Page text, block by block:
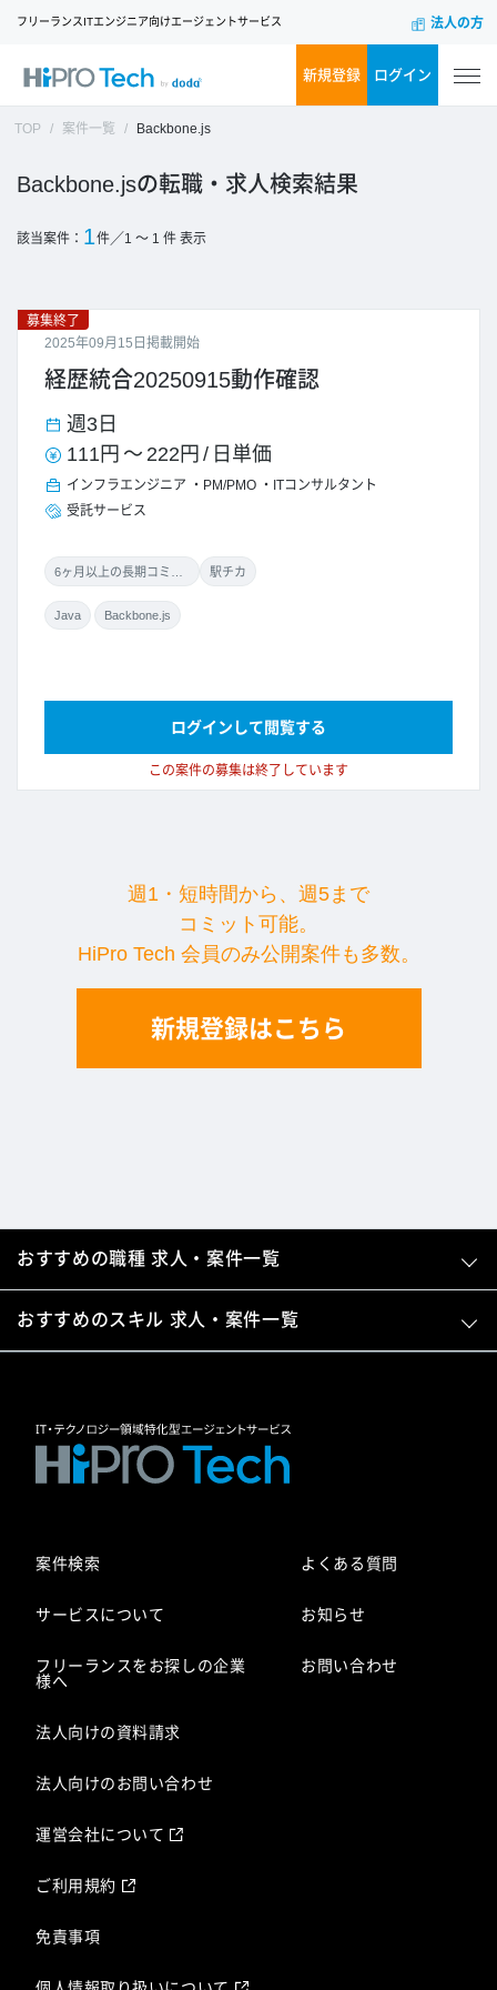
フリーランスITエンジニア向けエージェントサービス 法人の方
新規登録 ログイン
TOP 案件一覧 Backbone.js
Backbone.js
該当案件： 1件／1 ～ 1 件 表示
募集終了
2025年09月15日掲載開始
経歴統合20250915動作確認
週3日
111円 ～ 222円 / 日単価
インフラエンジニア PM/PMO
ITコンサルタント
受託サービス
駅チカ
Java Backbone.js
この案件の募集は終了しています
ログインして閲覧する
週1・短時間から、週5まで
コミット可能。
HiPro Tech 会員のみ公開案件も多数。
新規登録はこちら
おすすめの職種 求人・案件一覧
おすすめのスキル 求人・案件一覧
案件検索
サービスについて
フリーランスをお探しの企業
様へ
法人向けの資料請求
法人向けのお問い合わせ
よくある質問
お知らせ
お問い合わせ
運営会社について
ご利用規約
免責事項